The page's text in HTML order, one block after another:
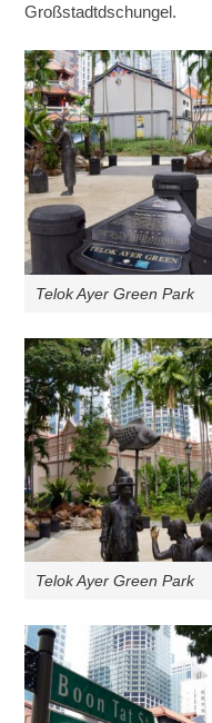
Großstadtdschungel.
Telok Ayer Green Park
Telok Ayer Green Park